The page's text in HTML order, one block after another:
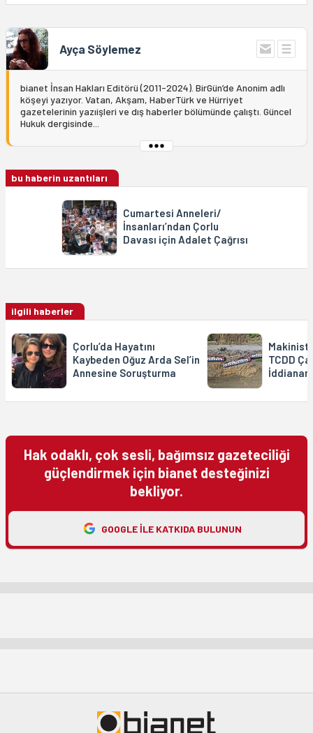
Ayça Söylemez
bianet İnsan Hakları Editörü (2011-2024). BirGün’de Anonim adlı
köşeyi yazıyor. Vatan, Akşam, HaberTürk ve Hürriyet
gazetelerinin yazıişleri ve dış haberler bölümünde çalıştı. Güncel
Hukuk dergisinde...
bu haberin uzantıları
Cumartesi Anneleri/
İnsanları’ndan Çorlu
Davası için Adalet Çağrısı
ilgili haberler
Çorlu’da Hayatını
Kaybeden Oğuz Arda Sel’in
Annesine Soruşturma
TCDD
Hak odaklı, çok sesli, bağımsız gazeteciliği
güçlendirmek için bianet desteğinizi
bekliyor.
GOOGLE ILE KATKIDA BULUNUN